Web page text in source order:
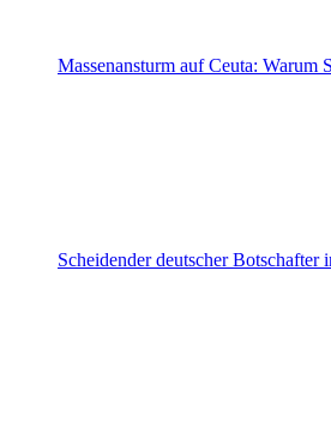
Massenansturm auf Ceuta: Warum
Scheidender deutscher